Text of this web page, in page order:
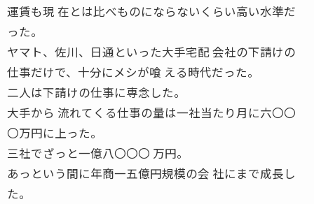
運賃も現 在とは比べものにならないくらい高い水準だ
った。
ヤマト、佐川、日通といった大手宅配 会社の下請けの
仕事だけで、十分にメシが喰 える時代だった。
二人は下請けの仕事に専念した。
大手から 流れてくる仕事の量は一社当たり月に六〇〇
〇万円に上った。
三社でざっと一億八〇〇〇 万円。
あっという間に年商一五億円規模の会 社にまで成長し
た。